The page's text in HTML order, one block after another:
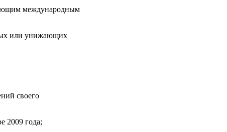
международным
или унижающих
своего
2009 года;